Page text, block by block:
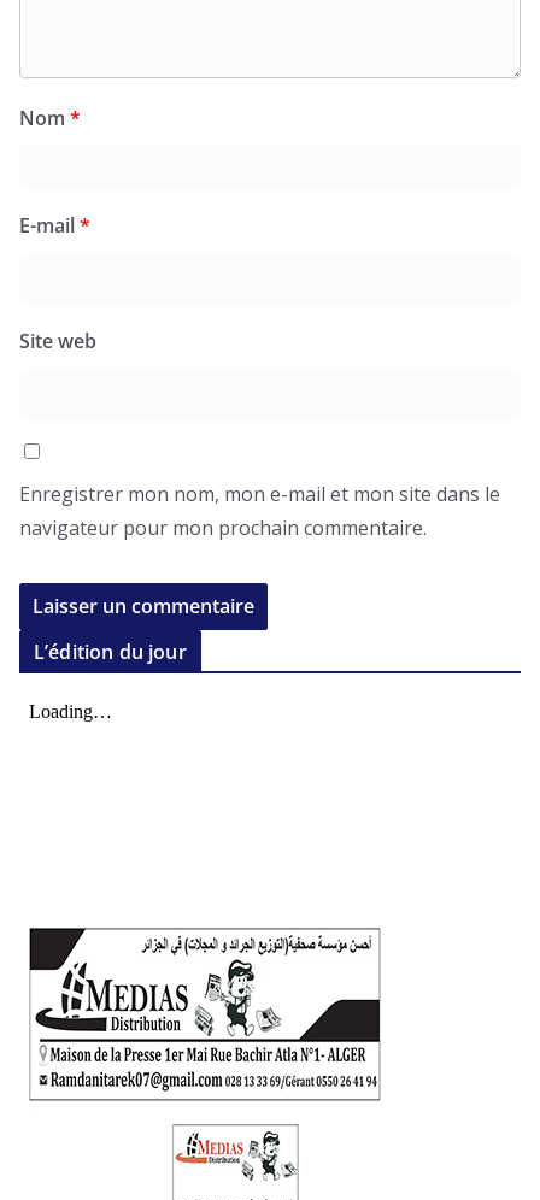
Nom *
E-mail*
Site web
Enregistrer mon nom, mon e-mail et mon site dans le
navigateur pour mon prochain commentaire.
L’édition du jour